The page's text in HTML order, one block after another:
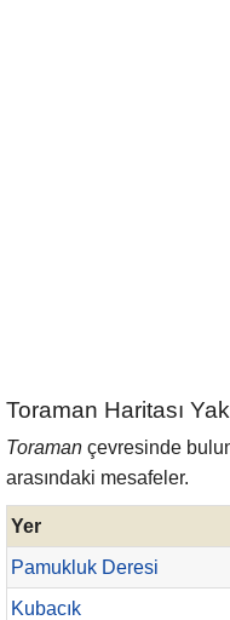
Toraman Haritası
Toraman çevresinde
arasındaki mesafeler.
Yer
Pamukluk Deresi
Kubacık